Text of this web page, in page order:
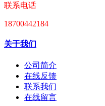
联系电话
18700442184
关于我们
公司简介
在线反馈
联系我们
在线留言